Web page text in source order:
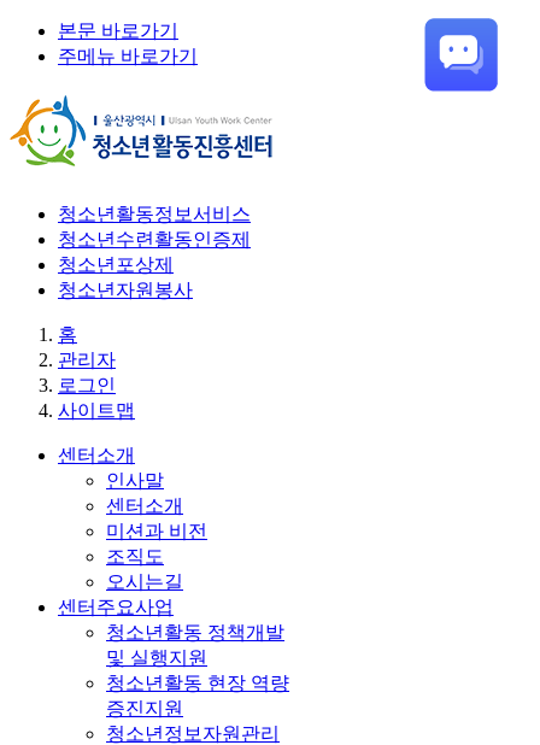
본문 바로가기
주메뉴 바로가기
청소년활동정보서비스
청소년수련활동인증제
청소년포상제
청소년자원봉사
홈
관리자
로그인
사이트맵
센터소개
인사말
센터소개
미션과 비전
조직도
오시는길
센터주요사업
청소년활동 정책개발
및 실행지원
청소년활동 현장 역량
증진지원
청소년정보자원관리